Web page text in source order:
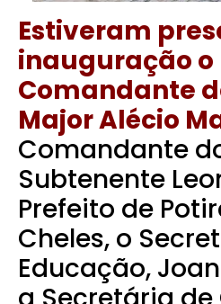
Estiveram
inauguração o
Comandante
Major Alécio
Comandante
Subtenente
Prefeito de
Cheles, o
Educação,